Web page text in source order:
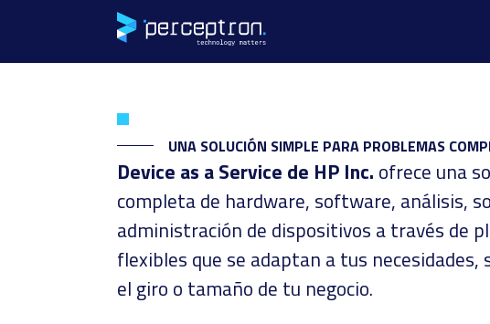
UNA SOLUCIÓN SIMPLE PARA PROBLEMAS
Device as a Service de HP Inc. ofrece una
completa de hardware, software, análisis,
administración de dispositivos a través de
flexibles que se adaptan a tus
el giro o tamaño de tu negocio.